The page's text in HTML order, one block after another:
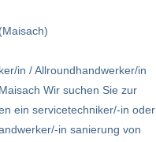
in / Allroundhandwerker/in
Wir suchen Sie zur
ein servicetechniker/-in oder
in sanierung von